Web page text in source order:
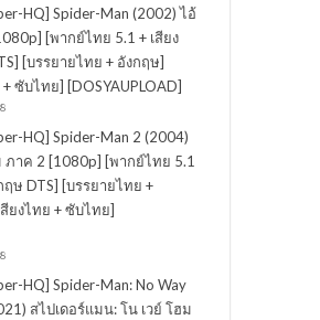
HQ] Spider-Man (2002) ไอ้
[พากย์ไทย 5.1 + เสียง
[บรรยายไทย + อังกฤษ]
+ ซับไทย] [DOSYAUPLOAD]
HQ] Spider-Man 2 (2004)
ภาค 2 [1080p] [พากย์ไทย 5.1
ฤษ DTS] [บรรยายไทย +
ยงไทย + ซับไทย]
HQ] Spider-Man: No Way
สไปเดอร์แมน: โน เวย์ โฮม